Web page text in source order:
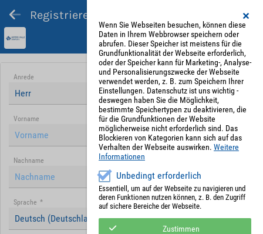
Registrieren und Angebot abgeben
Anrede
Herr
Vorname
Nachname
Sprache *
Deutsch (Deutschland)
Wenn Sie Webseiten besuchen, können diese
Daten in Ihrem Webbrowser speichern oder
abrufen. Dieser Speicher ist meistens für die
Grundfunktionalität der Webseite erforderlich,
oder der Speicher kann für Marketing-, Analyse-
und Personalisierungszwecke der Webseite
verwendet werden, z. B. zum Speichern Ihrer
Einstellungen. Datenschutz ist uns wichtig -
deswegen haben Sie die Möglichkeit,
bestimmte Speichertypen zu deaktivieren, die
für die Grundfunktionen der Website
möglicherweise nicht erforderlich sind. Das
Blockieren von Kategorien kann sich auf das
Verhalten der Webseite auswirken. Weitere
Informationen
Unbedingt erforderlich
Essentiell, um auf der Webseite zu navigieren und
deren Funktionen nutzen können, z. B. den Zugriff
auf sichere Bereiche der Webseite.
Zustimmen